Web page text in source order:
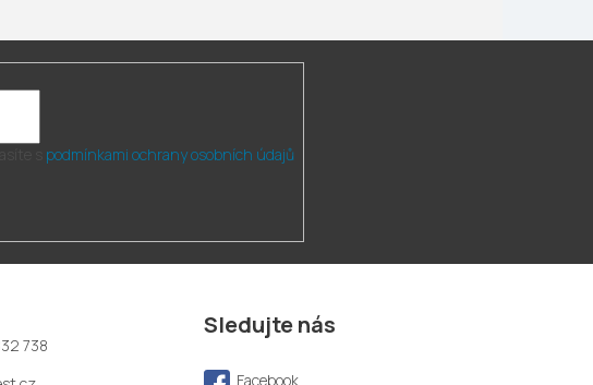
podmínkami ochrany osobních údajů
738
Sledujte nás
Facebook